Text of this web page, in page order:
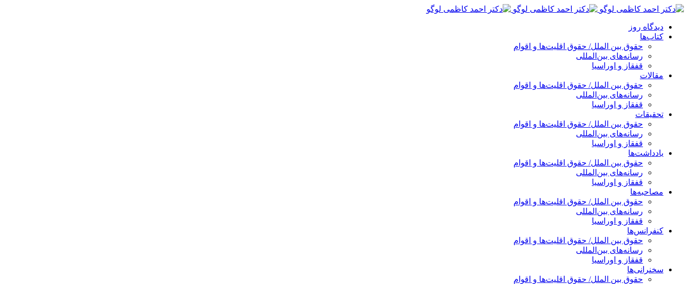
پرش
محتوا
دیدگاه روز
کتاب‌ها
حقوق بین الملل/ حقوق اقلیت‌ها و اقوام
رسانه‌های بین‌المللی
قفقاز و اوراسیا
مقالات
حقوق بین الملل/ حقوق اقلیت‌ها و اقوام
رسانه‌های بین‌المللی
قفقاز و اوراسیا
تحقیقات
حقوق بین الملل/ حقوق اقلیت‌ها و اقوام
رسانه‌های بین‌المللی
قفقاز و اوراسیا
یادداشت‌ها
حقوق بین الملل/ حقوق اقلیت‌ها و اقوام
رسانه‌های بین‌المللی
قفقاز و اوراسیا
مصاحبه‌ها
حقوق بین الملل/ حقوق اقلیت‌ها و اقوام
رسانه‌های بین‌المللی
قفقاز و اوراسیا
کنفرانس‌ها
حقوق بین الملل/ حقوق اقلیت‌ها و اقوام
رسانه‌های بین‌المللی
قفقاز و اوراسیا
سخنرانی‌ها
حقوق بین الملل/ حقوق اقلیت‌ها و اقوام